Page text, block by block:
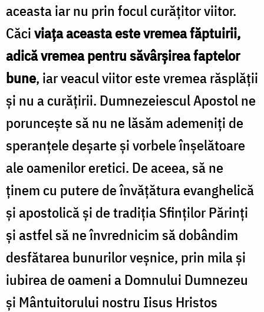
aceasta iar nu prin focul curăţitor viitor.
Căciviaţa aceasta este vremea făptuirii,
adică vremea pentru săvârşirea faptelor
bune, iar veacul viitor este vremea răsplăţii
şi nu a curăţirii. Dumnezeiescul Apostol ne
porunceşte să nu ne lăsăm ademeniţi de
speranţele deşarte şi vorbele înşelătoare
ale oamenilor eretici. De aceea, să ne
ţinem cu putere de învăţătura evanghelică
şi apostolică şi de tradiţia Sfinţilor Părinţi
şi astfel să ne învrednicim să dobândim
desfătarea bunurilor veşnice, prin mila şi
iubirea de oameni a Domnului Dumnezeu
şi Mântuitorului nostru Iisus Hristos